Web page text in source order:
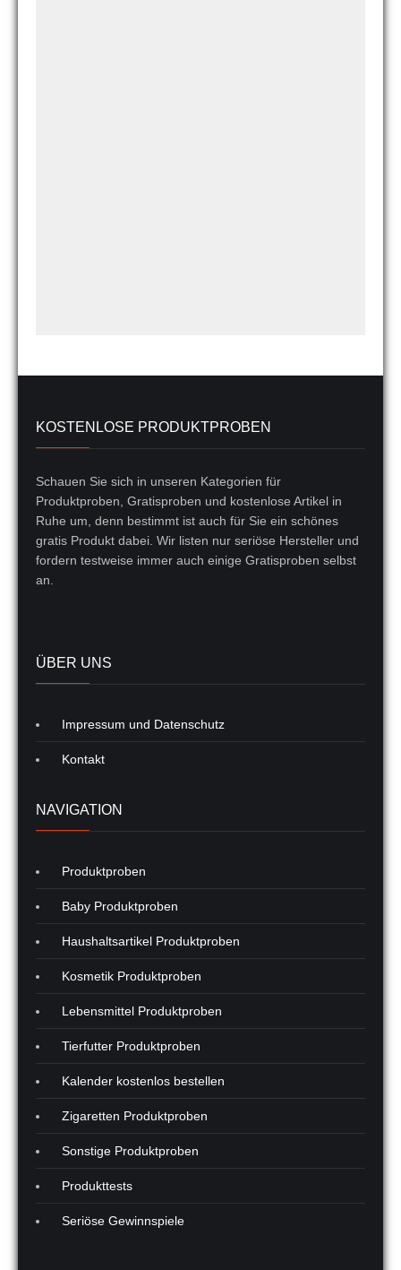
KOSTENLOSE PRODUKTPROBEN
Schauen Sie sich in unseren Kategorien für
Produktproben, Gratisproben und kostenlose Artikel in
Ruhe um, denn bestimmt ist auch für Sie ein schönes
gratis Produkt dabei. Wir listen nur seriöse Hersteller und
fordern testweise immer auch einige Gratisproben selbst
an.
ÜBER UNS
Impressum und Datenschutz
Kontakt
NAVIGATION
Produktproben
Baby Produktproben
Haushaltsartikel Produktproben
Kosmetik Produktproben
Lebensmittel Produktproben
Tierfutter Produktproben
Kalender kostenlos bestellen
Zigaretten Produktproben
Sonstige Produktproben
Produkttests
Seriöse Gewinnspiele